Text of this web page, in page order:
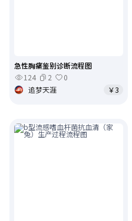
急性胸痛鉴别诊断流程图
124
2
0
追梦天涯
￥3